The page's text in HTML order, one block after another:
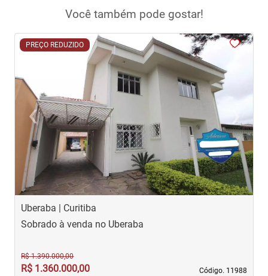
Você também pode gostar!
PREÇO REDUZIDO
<<<<
‹Previous ›Next
Uberaba | Curitiba
Código. 11988
Código. 11988
Sobrado à venda no Uberaba
R$ 1.390.000,00
R$ 1.360.000,00